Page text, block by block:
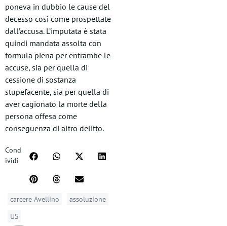
poneva in dubbio le cause del
decesso così come prospettate
dall’accusa. L’imputata è stata
quindi mandata assolta con
formula piena per entrambe le
accuse, sia per quella di
cessione di sostanza
stupefacente, sia per quella di
aver cagionato la morte della
persona offesa come
conseguenza di altro delitto.
Cond
ividi
carcere Avellino
assoluzione
US